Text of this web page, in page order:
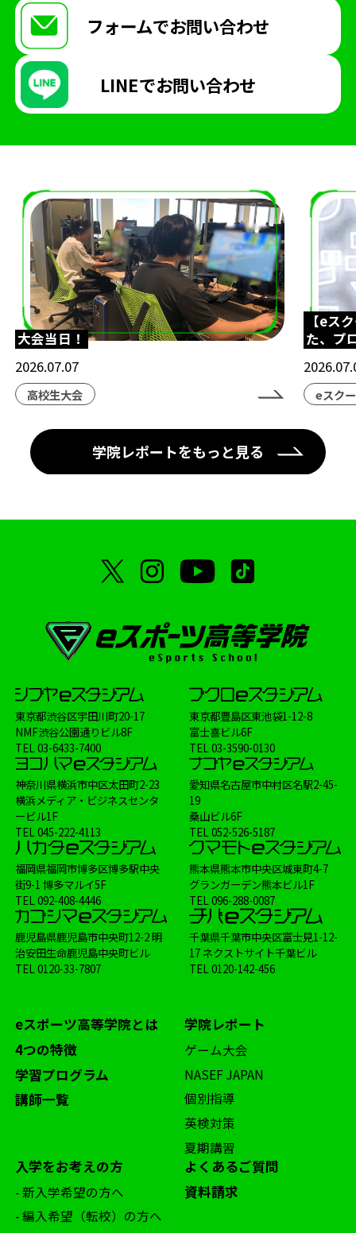
部活動
地理ゲーム部
ケアトレーニング
オープンスクール
テレビ愛知
ハイスクールeスポーツライフ
授業
中学生コース
スクーリング
海外視察
STAGE:0
シブヤeスタジアム
ヨコハマeスタジアム
大会
学校生活
メディア掲載情報
制服 イベント
FIFA
講師
オンラインコース
フォームでお問い合わせ
LINEでお問い合わせ
大会当日！
2026.07.07
高校生大会
【eス
た、プ
eスク
学院レポートをもっと見る
東京都渋谷区宇田川町20-17
NMF渋谷公園通りビル8F
TEL03-6433-7400
東京都豊島区東池袋1-12-8
富士喜ビル6F
TEL03-3590-0130
神奈川県横浜市中区太田町2-23
横浜メディア・ビジネスセンタ
ービル1F
TEL045-222-4113
愛知県名古屋市中村区名駅2-45-
19
桑山ビル6F
TEL052-526-5187
福岡県福岡市博多区博多駅中央
街9-1 博多マルイ5F
TEL092-408-4446
熊本県熊本市中央区城東町4-7
グランガーデン熊本ビル1F
TEL096-288-0087
鹿児島県鹿児島市中央町12-2 明
治安田生命鹿児島中央町ビル
TEL0120-33-7807
千葉県千葉市中央区富士見1-12-
17 ネクストサイト千葉ビル
TEL0120-142-456
eスポーツ高等学院とは
4つの特徴
学習プログラム
講師一覧
学院レポート
ゲーム大会
NASEF JAPAN
個別指導
英検対策
夏期講習
入学をお考えの方
- 新入学希望の方へ
- 編入希望（転校）の方へ
よくあるご質問
資料請求